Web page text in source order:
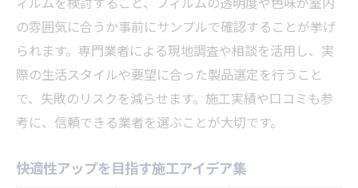
の雰囲気に合うか事前にサンプルで確認することが挙げ
られます。専門業者による現地調査や相談を活用し、実
際の生活スタイルや要望に合った製品選定を行うこと
で、失敗のリスクを減らせます。施工実績や口コミも参
考に、信頼できる業者を選ぶことが大切です。
快適性アップを目指す施工アイデア集